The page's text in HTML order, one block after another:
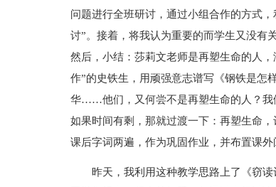
问题进行全班研讨，通过小组合作的方式
讨”。接着，将我认为重要的而学生又没有
然后，小结：莎莉文老师是再塑生命的人
作”的史铁生，用顽强意志谱写《钢铁是怎
华……他们，又何尝不是再塑生命的人？我
如果时间有剩，那就过渡一下：再塑生命
课后字词两遍，作为巩固作业，并布置课外
昨天，我利用这种教学思路上了《窃